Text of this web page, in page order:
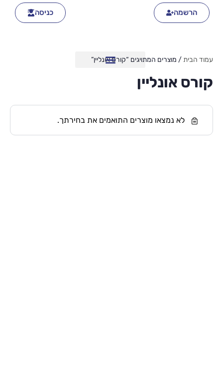
הרשמה כניסה
עמוד הבית/ מוצרים המתויגים “קורס אונליין”
קורס אונליין
לא נמצאו מוצרים התואמים את בחירתך.